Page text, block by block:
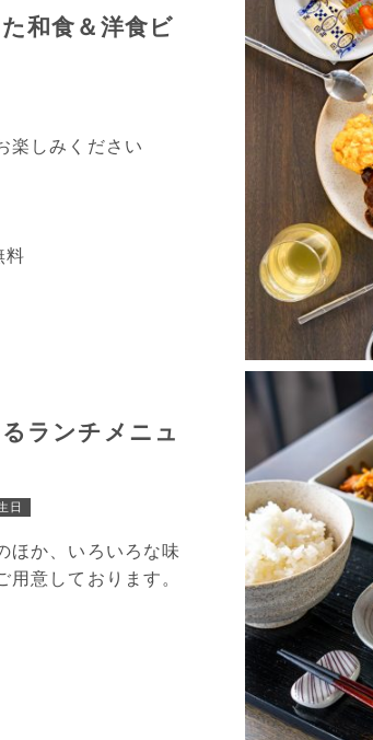
和食＆洋食ビ
楽しみください
料
ランチメニュ
日
ほか、いろいろな味
意しております。